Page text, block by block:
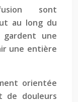
sont
au long du
une
une entière
orientée
de douleurs